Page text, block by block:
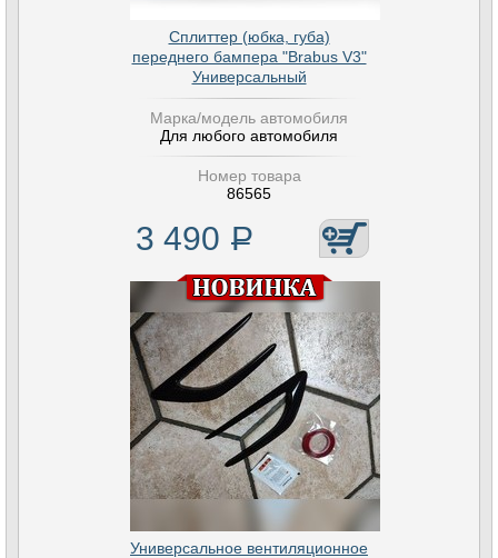
Сплиттер (юбка, губа)
переднего бампера "Brabus V3"
Универсальный
Марка/модель автомобиля
Для любого автомобиля
Номер товара
86565
3 490 Р
Универсальное вентиляционное